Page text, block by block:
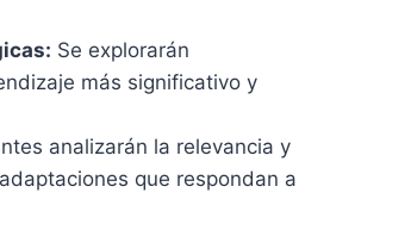
Se explorarán
más significativo y
analizarán la relevancia y
que respondan a